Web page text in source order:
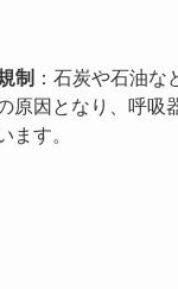
制 ：石炭や石油
原因となり、呼
す。